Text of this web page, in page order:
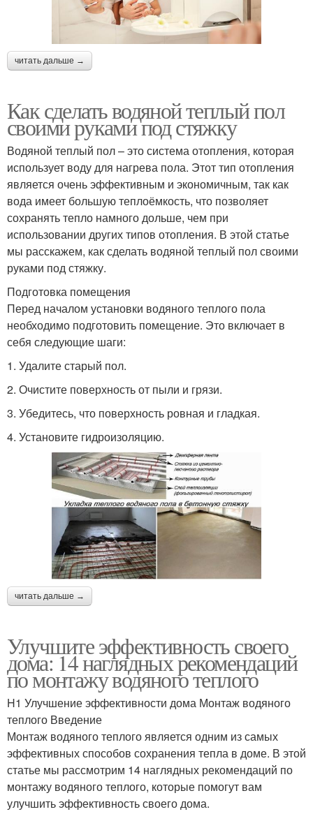
читать дальше →
Как сделать водяной теплый пол
своими руками под стяжку
Водяной теплый пол – это система отопления, которая
использует воду для нагрева пола. Этот тип отопления
является очень эффективным и экономичным, так как
вода имеет большую теплоёмкость, что позволяет
сохранять тепло намного дольше, чем при
использовании других типов отопления. В этой статье
мы расскажем, как сделать водяной теплый пол своими
руками под стяжку.
Подготовка помещения
Перед началом установки водяного теплого пола
необходимо подготовить помещение. Это включает в
себя следующие шаги:
1. Удалите старый пол.
2. Очистите поверхность от пыли и грязи.
3. Убедитесь, что поверхность ровная и гладкая.
4. Установите гидроизоляцию.
читать дальше →
Улучшите эффективность своего
дома: 14 наглядных рекомендаций
по монтажу водяного теплого
H1 Улучшение эффективности дома Монтаж водяного
теплого Введение
Монтаж водяного теплого является одним из самых
эффективных способов сохранения тепла в доме. В этой
статье мы рассмотрим 14 наглядных рекомендаций по
монтажу водяного теплого, которые помогут вам
улучшить эффективность своего дома.